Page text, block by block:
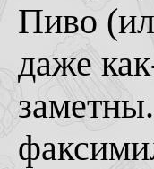
Пиво
даже